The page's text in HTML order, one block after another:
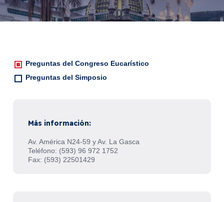
Preguntas del Congreso Eucarístico
Preguntas del Simposio
Más información:
Av. América N24-59 y Av. La Gasca
Teléfono: (593) 96 972 1752
Fax: (593) 22501429